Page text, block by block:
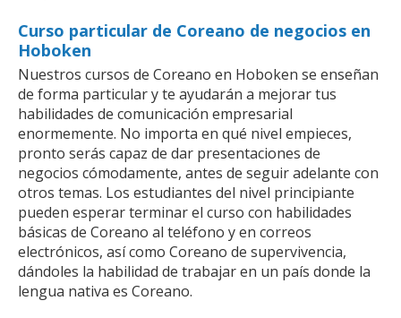
Curso particular de Coreano de negocios en
Hoboken
Nuestros cursos de Coreano en Hoboken se enseñan
de forma particular y te ayudarán a mejorar tus
habilidades de comunicación empresarial
enormemente. No importa en qué nivel empieces,
pronto serás capaz de dar presentaciones de
negocios cómodamente, antes de seguir adelante con
otros temas. Los estudiantes del nivel principiante
pueden esperar terminar el curso con habilidades
básicas de Coreano al teléfono y en correos
electrónicos, así como Coreano de supervivencia,
dándoles la habilidad de trabajar en un país donde la
lengua nativa es Coreano.